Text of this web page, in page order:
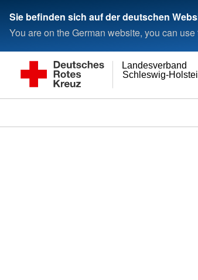
Sie befinden sich auf der deutschen
You are on the German website, you can
Schleswig-
Landesverband